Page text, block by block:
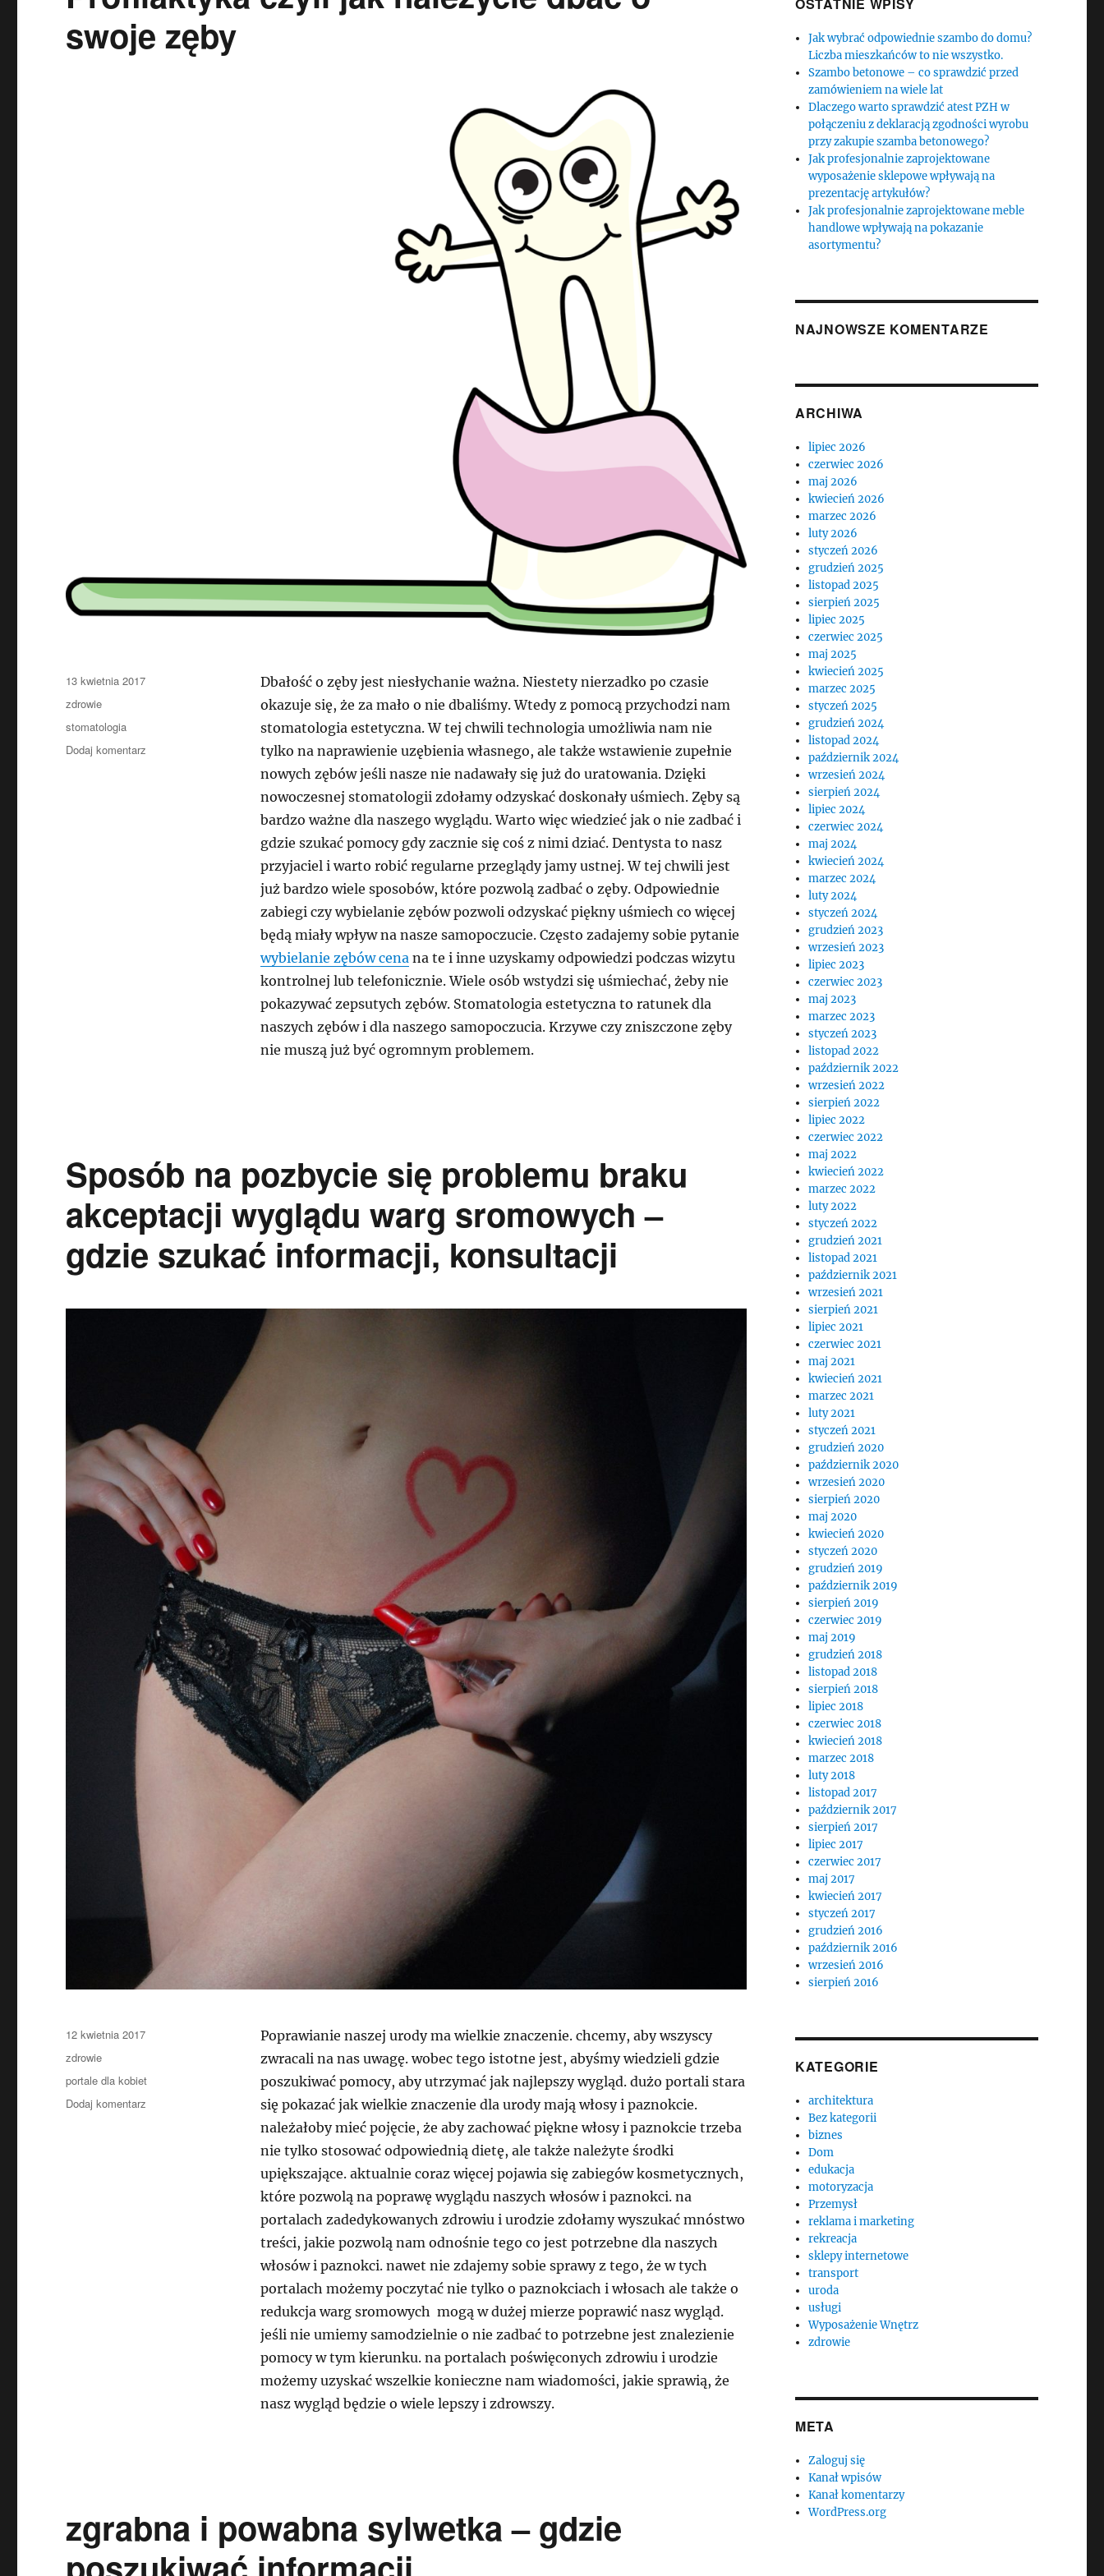
swoje zęby
Dbałość o zęby jest niesłychanie ważna. Niestety nierzadko po czasie
okazuje się, że za mało o nie dbaliśmy. Wtedy z pomocą przychodzi nam
stomatologia estetyczna. W tej chwili technologia umożliwia nam nie
tylko na naprawienie uzębienia własnego, ale także wstawienie zupełnie
nowych zębów jeśli nasze nie nadawały się już do uratowania. Dzięki
nowoczesnej stomatologii zdołamy odzyskać doskonały uśmiech. Zęby są
bardzo ważne dla naszego wyglądu. Warto więc wiedzieć jak o nie zadbać i
gdzie szukać pomocy gdy zacznie się coś z nimi dziać. Dentysta to nasz
przyjaciel i warto robić regularne przeglądy jamy ustnej. W tej chwili jest
już bardzo wiele sposobów, które pozwolą zadbać o zęby. Odpowiednie
zabiegi czy wybielanie zębów pozwoli odzyskać piękny uśmiech co więcej
będą miały wpływ na nasze samopoczucie. Często zadajemy sobie pytanie
wybielanie zębów cenana te i inne uzyskamy odpowiedzi podczas wizytu
kontrolnej lub telefonicznie. Wiele osób wstydzi się uśmiechać, żeby nie
pokazywać zepsutych zębów. Stomatologia estetyczna to ratunek dla
naszych zębów i dla naszego samopoczucia. Krzywe czy zniszczone zęby
nie muszą już być ogromnym problemem.
Data
publikacji
13 kwietnia 2017
Kategorie
zdrowie
Tagi
stomatologia
Dodaj komentarz
Sposób na pozbycie się problemu braku
akceptacji wyglądu warg sromowych –
gdzie szukać informacji, konsultacji
Poprawianie naszej urody ma wielkie znaczenie. chcemy, aby wszyscy
zwracali na nas uwagę. wobec tego istotne jest, abyśmy wiedzieli gdzie
poszukiwać pomocy, aby utrzymać jak najlepszy wygląd. dużo portali stara
się pokazać jak wielkie znaczenie dla urody mają włosy i paznokcie.
należałoby mieć pojęcie, że aby zachować piękne włosy i paznokcie trzeba
nie tylko stosować odpowiednią dietę, ale także należyte środki
upiększające. aktualnie coraz więcej pojawia się zabiegów kosmetycznych,
które pozwolą na poprawę wyglądu naszych włosów i paznokci. na
portalach zadedykowanych zdrowiu i urodzie zdołamy wyszukać mnóstwo
treści, jakie pozwolą nam odnośnie tego co jest potrzebne dla naszych
włosów i paznokci. nawet nie zdajemy sobie sprawy z tego, że w tych
portalach możemy poczytać nie tylko o paznokciach i włosach ale także o
redukcja warg sromowych mogą w dużej mierze poprawić nasz wygląd.
jeśli nie umiemy samodzielnie o nie zadbać to potrzebne jest znalezienie
pomocy w tym kierunku. na portalach poświęconych zdrowiu i urodzie
możemy uzyskać wszelkie konieczne nam wiadomości, jakie sprawią, że
nasz wygląd będzie o wiele lepszy i zdrowszy.
Data
publikacji
12 kwietnia 2017
Kategorie
zdrowie
Tagi
portale dla kobiet
Dodaj komentarz
zgrabna i powabna sylwetka – gdzie
Jak wybrać odpowiednie szambo do domu?
Liczba mieszkańców to nie wszystko.
Szambo betonowe – co sprawdzić przed
zamówieniem na wiele lat
Dlaczego warto sprawdzić atest PZH w
połączeniu z deklaracją zgodności wyrobu
przy zakupie szamba betonowego?
Jak profesjonalnie zaprojektowane
wyposażenie sklepowe wpływają na
prezentację artykułów?
Jak profesjonalnie zaprojektowane meble
handlowe wpływają na pokazanie
asortymentu?
NAJNOWSZE KOMENTARZE
ARCHIWA
lipiec 2026
czerwiec 2026
maj 2026
kwiecień 2026
marzec 2026
luty 2026
styczeń 2026
grudzień 2025
listopad 2025
sierpień 2025
lipiec 2025
czerwiec 2025
maj 2025
kwiecień 2025
marzec 2025
styczeń 2025
grudzień 2024
listopad 2024
październik 2024
wrzesień 2024
sierpień 2024
lipiec 2024
czerwiec 2024
maj 2024
kwiecień 2024
marzec 2024
luty 2024
styczeń 2024
grudzień 2023
wrzesień 2023
lipiec 2023
czerwiec 2023
maj 2023
marzec 2023
styczeń 2023
listopad 2022
październik 2022
wrzesień 2022
sierpień 2022
lipiec 2022
czerwiec 2022
maj 2022
kwiecień 2022
marzec 2022
luty 2022
styczeń 2022
grudzień 2021
listopad 2021
październik 2021
wrzesień 2021
sierpień 2021
lipiec 2021
czerwiec 2021
maj 2021
kwiecień 2021
marzec 2021
luty 2021
styczeń 2021
grudzień 2020
październik 2020
wrzesień 2020
sierpień 2020
maj 2020
kwiecień 2020
styczeń 2020
grudzień 2019
październik 2019
sierpień 2019
czerwiec 2019
maj 2019
grudzień 2018
listopad 2018
sierpień 2018
lipiec 2018
czerwiec 2018
kwiecień 2018
marzec 2018
luty 2018
listopad 2017
październik 2017
sierpień 2017
lipiec 2017
czerwiec 2017
maj 2017
kwiecień 2017
styczeń 2017
grudzień 2016
październik 2016
wrzesień 2016
sierpień 2016
KATEGORIE
architektura
Bez kategorii
biznes
Dom
edukacja
motoryzacja
Przemysł
reklama i marketing
rekreacja
sklepy internetowe
transport
uroda
usługi
Wyposażenie Wnętrz
zdrowie
META
Zaloguj się
Kanał wpisów
Kanał komentarzy
WordPress.org